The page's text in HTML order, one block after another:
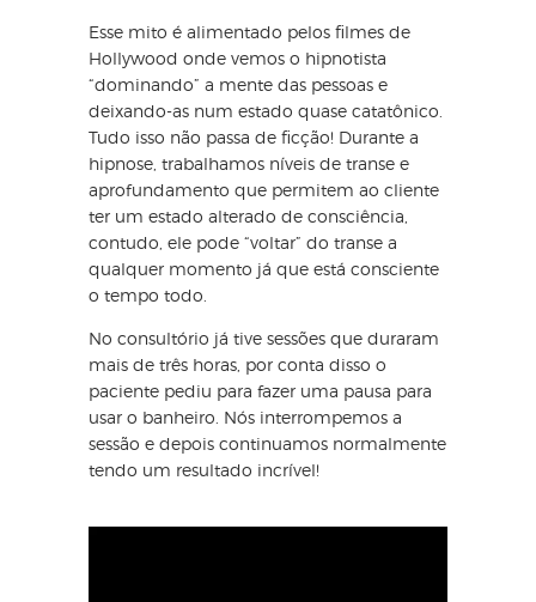
Esse mito é alimentado pelos filmes de
Hollywood onde vemos o hipnotista
“dominando” a mente das pessoas e
deixando-as num estado quase catatônico.
Tudo isso não passa de ficção! Durante a
hipnose, trabalhamos níveis de transe e
aprofundamento que permitem ao cliente
ter um estado alterado de consciência,
contudo, ele pode “voltar” do transe a
qualquer momento já que está consciente
o tempo todo.
No consultório já tive sessões que duraram
mais de três horas, por conta disso o
paciente pediu para fazer uma pausa para
usar o banheiro. Nós interrompemos a
sessão e depois continuamos normalmente
tendo um resultado incrível!